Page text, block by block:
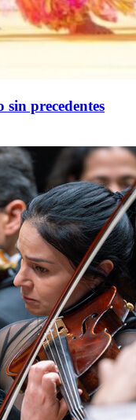
precedentes